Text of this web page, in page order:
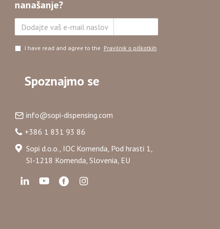
nanašanje?
I have read and agree to the Pravilnik o piškotkih
Spoznajmo se
info@sopi-dispensing.com
+386 1 831 93 86
Sopi d.o.o., IOC Komenda, Pod hrasti 1,
SI-1218 Komenda, Slovenia, EU